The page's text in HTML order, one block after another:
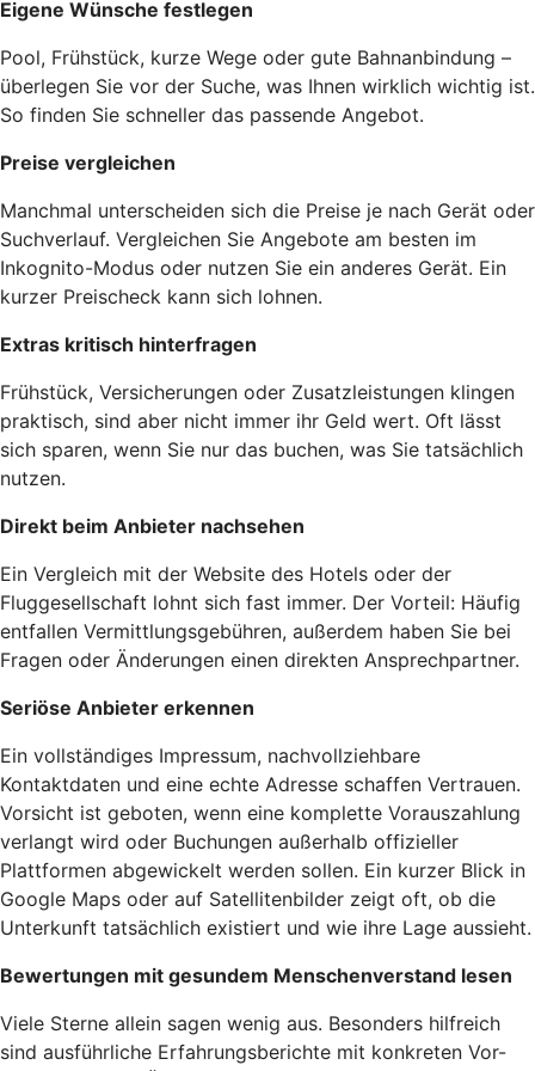
Eigene Wünsche festlegen
Pool, Frühstück, kurze Wege oder gute Bahnanbindung –
überlegen Sie vor der Suche, was Ihnen wirklich wichtig ist.
So finden Sie schneller das passende Angebot.
Preise vergleichen
Manchmal unterscheiden sich die Preise je nach Gerät oder
Suchverlauf. Vergleichen Sie Angebote am besten im
Inkognito-Modus oder nutzen Sie ein anderes Gerät. Ein
kurzer Preischeck kann sich lohnen.
Extras kritisch hinterfragen
Frühstück, Versicherungen oder Zusatzleistungen klingen
praktisch, sind aber nicht immer ihr Geld wert. Oft lässt
sich sparen, wenn Sie nur das buchen, was Sie tatsächlich
nutzen.
Direkt beim Anbieter nachsehen
Ein Vergleich mit der Website des Hotels oder der
Fluggesellschaft lohnt sich fast immer. Der Vorteil: Häufig
entfallen Vermittlungsgebühren, außerdem haben Sie bei
Fragen oder Änderungen einen direkten Ansprechpartner.
Seriöse Anbieter erkennen
Ein vollständiges Impressum, nachvollziehbare
Kontaktdaten und eine echte Adresse schaffen Vertrauen.
Vorsicht ist geboten, wenn eine komplette Vorauszahlung
verlangt wird oder Buchungen außerhalb offizieller
Plattformen abgewickelt werden sollen. Ein kurzer Blick in
Google Maps oder auf Satellitenbilder zeigt oft, ob die
Unterkunft tatsächlich existiert und wie ihre Lage aussieht.
Bewertungen mit gesundem Menschenverstand lesen
Viele Sterne allein sagen wenig aus. Besonders hilfreich
sind ausführliche Erfahrungsberichte mit konkreten Vor-